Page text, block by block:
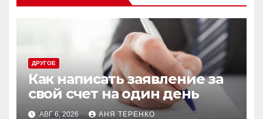
ДРУГОЕ
Как написать заявление за
свой счет на один день
АВГ 6, 2026 АНЯ ТЕРЕНКО